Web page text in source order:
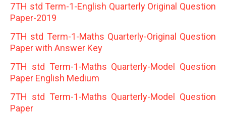
7TH std Term-1-English Quarterly Original Question
Paper-2019
7TH std Term-1-Maths Quarterly-Original Question
Paper with Answer Key
7TH std Term-1-Maths Quarterly-Model Question
Paper English Medium
7TH std Term-1-Maths Quarterly-Model Question
Paper